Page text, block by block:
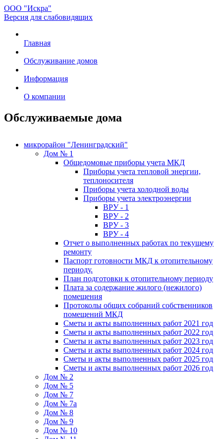
ООО "Искра"
Версия для слабовидящих
Главная
Обслуживание домов
Информация
О компании
Обслуживаемые дома
микрорайон "Ленинградский"
Дом № 1
Общедомовые приборы учета МКД
Приборы учета тепловой энергии,
теплоносителя
Приборы учета холодной воды
Приборы учета электроэнергии
ВРУ - 1
ВРУ - 2
ВРУ - 3
ВРУ - 4
Отчет о выполненных работах по текущему
ремонту
Паспорт готовности МКД к отопительному
периоду.
План подготовки к отопительному периоду
Плата за содержание жилого (нежилого)
помещения
Протоколы общих собраний собственников
помещений МКД
Сметы и акты выполненных работ 2021 год
Сметы и акты выполненных работ 2022 год
Сметы и акты выполненных работ 2023 год
Сметы и акты выполненных работ 2024 год
Сметы и акты выполненных работ 2025 год
Сметы и акты выполненных работ 2026 год
Дом № 2
Дом № 5
Дом № 7
Дом № 7а
Дом № 8
Дом № 9
Дом № 10